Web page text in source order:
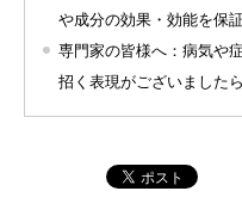
や成分の効果・効能を保
専門家の皆様へ：病気や
招く表現がございましたら